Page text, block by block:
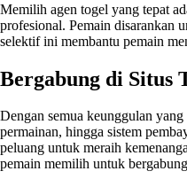
Memilih agen togel yang tepat
profesional. Pemain disarankan
selektif ini membantu pemain
Bergabung di Situs
Dengan semua keunggulan
permainan, hingga sistem
peluang untuk meraih
pemain memilih untuk